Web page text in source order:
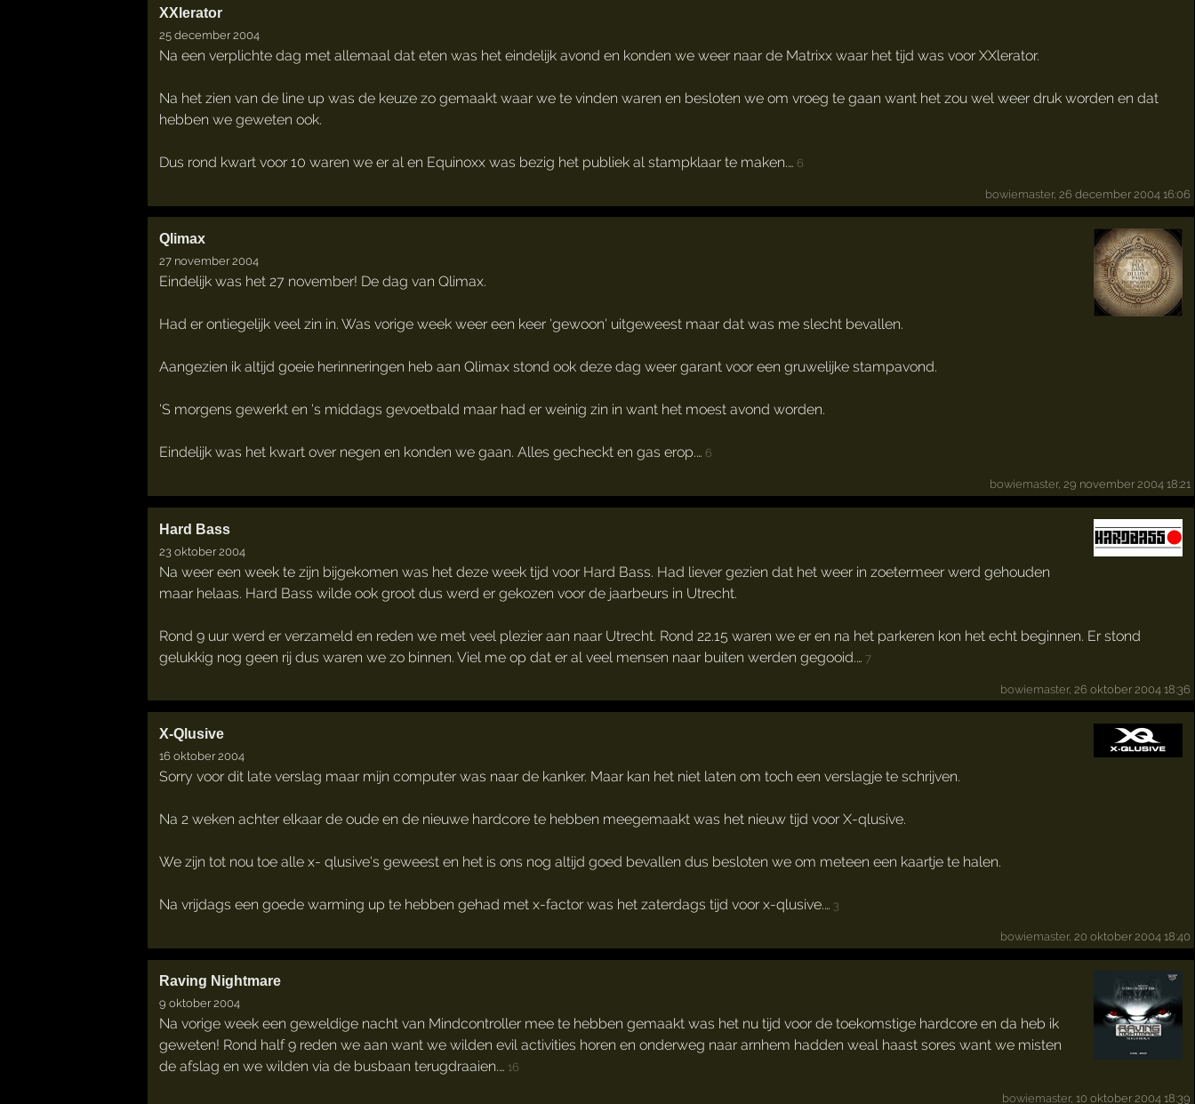
XXlerator
25 december 2004
Na een verplichte dag met allemaal dat eten was het eindelijk avond en konden we weer naar de Matrixx waar het tijd was voor XXlerator.
Na het zien van de line up was de keuze zo gemaakt waar we te vinden waren en besloten we om vroeg te gaan want het zou wel weer druk worden en dat
hebben we geweten ook.
Dus rond kwart voor 10 waren we er al en Equinoxx was bezig het publiek al stampklaar te maken.… 6
bowiemaster, 26 december 2004 16:06
Qlimax
27 november 2004
Eindelijk was het 27 november! De dag van Qlimax.
Had er ontiegelijk veel zin in. Was vorige week weer een keer 'gewoon' uitgeweest maar dat was me slecht bevallen.
Aangezien ik altijd goeie herinneringen heb aan Qlimax stond ook deze dag weer garant voor een gruwelijke stampavond.
'S morgens gewerkt en 's middags gevoetbald maar had er weinig zin in want het moest avond worden.
Eindelijk was het kwart over negen en konden we gaan. Alles gecheckt en gas erop.… 6
bowiemaster, 29 november 2004 18:21
Hard Bass
23 oktober 2004
Na weer een week te zijn bijgekomen was het deze week tijd voor Hard Bass. Had liever gezien dat het weer in zoetermeer werd gehouden
maar helaas. Hard Bass wilde ook groot dus werd er gekozen voor de jaarbeurs in Utrecht.
Rond 9 uur werd er verzameld en reden we met veel plezier aan naar Utrecht. Rond 22.15 waren we er en na het parkeren kon het echt beginnen. Er stond
gelukkig nog geen rij dus waren we zo binnen. Viel me op dat er al veel mensen naar buiten werden gegooid.… 7
bowiemaster, 26 oktober 2004 18:36
X-Qlusive
16 oktober 2004
Sorry voor dit late verslag maar mijn computer was naar de kanker. Maar kan het niet laten om toch een verslagje te schrijven.
Na 2 weken achter elkaar de oude en de nieuwe hardcore te hebben meegemaakt was het nieuw tijd voor X-qlusive.
We zijn tot nou toe alle x- qlusive's geweest en het is ons nog altijd goed bevallen dus besloten we om meteen een kaartje te halen.
Na vrijdags een goede warming up te hebben gehad met x-factor was het zaterdags tijd voor x-qlusive.… 3
bowiemaster, 20 oktober 2004 18:40
Raving Nightmare
9 oktober 2004
Na vorige week een geweldige nacht van Mindcontroller mee te hebben gemaakt was het nu tijd voor de toekomstige hardcore en da heb ik
geweten! Rond half 9 reden we aan want we wilden evil activities horen en onderweg naar arnhem hadden weal haast sores want we misten
de afslag en we wilden via de busbaan terugdraaien.… 16
bowiemaster, 10 oktober 2004 18:39